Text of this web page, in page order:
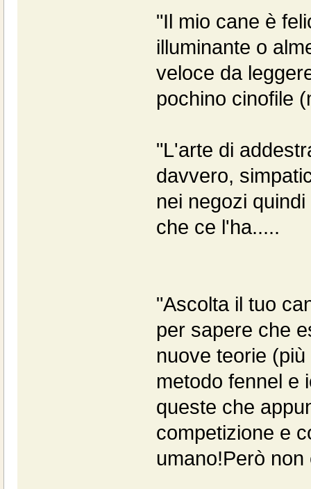
"Il mio cane è
illuminante o
veloce da
pochino cinofile
"L'arte di
davvero,
nei negozi
che ce l'ha.....
"Ascolta il tuo
per sapere che
nuove teorie
metodo fennel e
queste che
competizione e
umano!Però